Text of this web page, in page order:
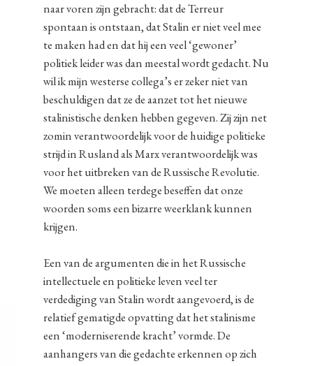
naar voren zijn gebracht: dat de Terreur
spontaan is ontstaan, dat Stalin er niet veel mee
te maken had en dat hij een veel ‘gewoner’
politiek leider was dan meestal wordt gedacht. Nu
wil ik mijn westerse collega’s er zeker niet van
beschuldigen dat ze de aanzet tot het nieuwe
stalinistische denken hebben gegeven. Zij zijn net
zomin verantwoordelijk voor de huidige politieke
strijd in Rusland als Marx verantwoordelijk was
voor het uitbreken van de Russische Revolutie.
We moeten alleen terdege beseffen dat onze
woorden soms een bizarre weerklank kunnen
krijgen.
Een van de argumenten die in het Russische
intellectuele en politieke leven veel ter
verdediging van Stalin wordt aangevoerd, is de
relatief gematigde opvatting dat het stalinisme
een ‘moderniserende kracht’ vormde. De
aanhangers van die gedachte erkennen op zich